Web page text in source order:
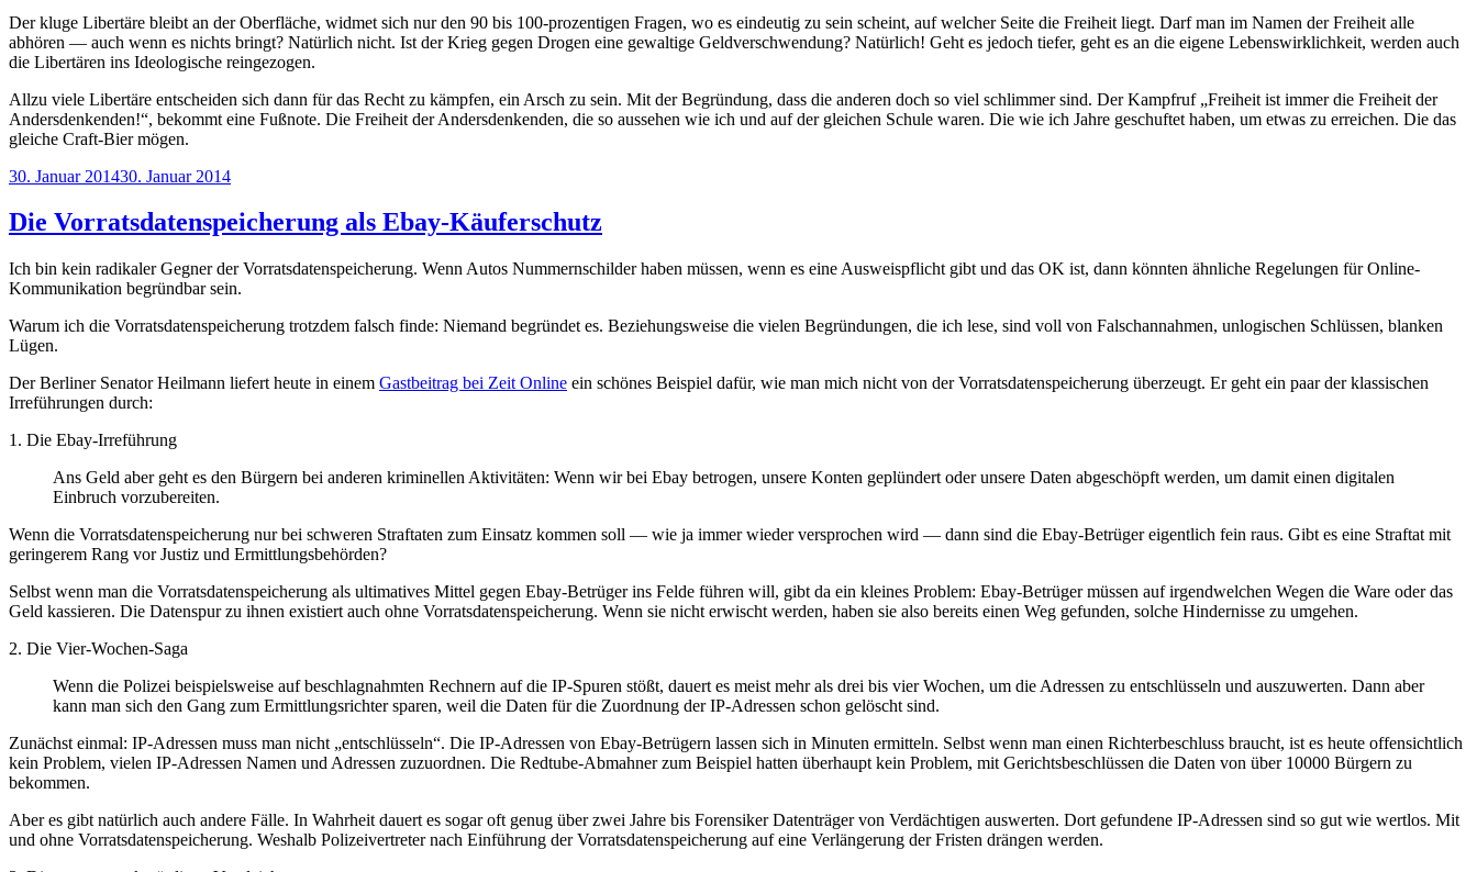
Der kluge Libertäre bleibt an der Oberfläche, widmet sich nur den 90 bis 100-prozentigen Fragen, wo es eindeutig zu sein scheint, auf welcher Seite die Freiheit liegt. Darf man im Namen der Freiheit alle
abhören — auch wenn es nichts bringt? Natürlich nicht. Ist der Krieg gegen Drogen eine gewaltige Geldverschwendung? Natürlich! Geht es jedoch tiefer, geht es an die eigene Lebenswirklichkeit, werden auch
die Libertären ins Ideologische reingezogen.
Allzu viele Libertäre entscheiden sich dann für das Recht zu kämpfen, ein Arsch zu sein. Mit der Begründung, dass die anderen doch so viel schlimmer sind. Der Kampfruf „Freiheit ist immer die Freiheit der
Andersdenkenden!“, bekommt eine Fußnote. Die Freiheit der Andersdenkenden, die so aussehen wie ich und auf der gleichen Schule waren. Die wie ich Jahre geschuftet haben, um etwas zu erreichen. Die das
gleiche Craft-Bier mögen.
Veröffentlicht
30. Januar 201430. Januar 2014
Die Vorratsdatenspeicherung als Ebay-Käuferschutz
Ich bin kein radikaler Gegner der Vorratsdatenspeicherung. Wenn Autos Nummernschilder haben müssen, wenn es eine Ausweispflicht gibt und das OK ist, dann könnten ähnliche Regelungen für Online-
Kommunikation begründbar sein.
Warum ich die Vorratsdatenspeicherung trotzdem falsch finde: Niemand begründet es. Beziehungsweise die vielen Begründungen, die ich lese, sind voll von Falschannahmen, unlogischen Schlüssen, blanken
Lügen.
Der Berliner Senator Heilmann liefert heute in einem Gastbeitrag bei Zeit Online ein schönes Beispiel dafür, wie man mich nicht von der Vorratsdatenspeicherung überzeugt. Er geht ein paar der klassischen
Irreführungen durch:
1. Die Ebay-Irreführung
Ans Geld aber geht es den Bürgern bei anderen kriminellen Aktivitäten: Wenn wir bei Ebay betrogen, unsere Konten geplündert oder unsere Daten abgeschöpft werden, um damit einen digitalen
Einbruch vorzubereiten.
Wenn die Vorratsdatenspeicherung nur bei schweren Straftaten zum Einsatz kommen soll — wie ja immer wieder versprochen wird — dann sind die Ebay-Betrüger eigentlich fein raus. Gibt es eine Straftat mit
geringerem Rang vor Justiz und Ermittlungsbehörden?
Selbst wenn man die Vorratsdatenspeicherung als ultimatives Mittel gegen Ebay-Betrüger ins Felde führen will, gibt da ein kleines Problem: Ebay-Betrüger müssen auf irgendwelchen Wegen die Ware oder das
Geld kassieren. Die Datenspur zu ihnen existiert auch ohne Vorratsdatenspeicherung. Wenn sie nicht erwischt werden, haben sie also bereits einen Weg gefunden, solche Hindernisse zu umgehen.
2. Die Vier-Wochen-Saga
Wenn die Polizei beispielsweise auf beschlagnahmten Rechnern auf die IP-Spuren stößt, dauert es meist mehr als drei bis vier Wochen, um die Adressen zu entschlüsseln und auszuwerten. Dann aber
kann man sich den Gang zum Ermittlungsrichter sparen, weil die Daten für die Zuordnung der IP-Adressen schon gelöscht sind.
Zunächst einmal: IP-Adressen muss man nicht „entschlüsseln“. Die IP-Adressen von Ebay-Betrügern lassen sich in Minuten ermitteln. Selbst wenn man einen Richterbeschluss braucht, ist es heute offensichtlich
kein Problem, vielen IP-Adressen Namen und Adressen zuzuordnen. Die Redtube-Abmahner zum Beispiel hatten überhaupt kein Problem, mit Gerichtsbeschlüssen die Daten von über 10000 Bürgern zu
bekommen.
Aber es gibt natürlich auch andere Fälle. In Wahrheit dauert es sogar oft genug über zwei Jahre bis Forensiker Datenträger von Verdächtigen auswerten. Dort gefundene IP-Adressen sind so gut wie wertlos. Mit
und ohne Vorratsdatenspeicherung. Weshalb Polizeivertreter nach Einführung der Vorratsdatenspeicherung auf eine Verlängerung der Fristen drängen werden.